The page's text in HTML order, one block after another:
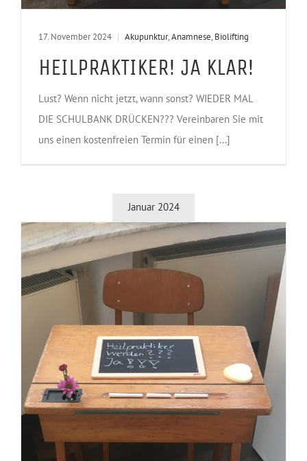
17. November 2024 | Akupunktur,Anamnese, Biolifting
HEILPRAKTIKER! JA KLAR!
Lust? Wenn nicht jetzt, wann sonst? WIEDER MAL
DIE SCHULBANK DRÜCKEN??? Vereinbaren Sie mit
uns einen kostenfreien Termin für einen [...]
Januar 2024